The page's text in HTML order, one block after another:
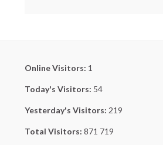
Online Visitors: 1
Today's Visitors: 54
Yesterday's Visitors: 219
Total Visitors: 871 719